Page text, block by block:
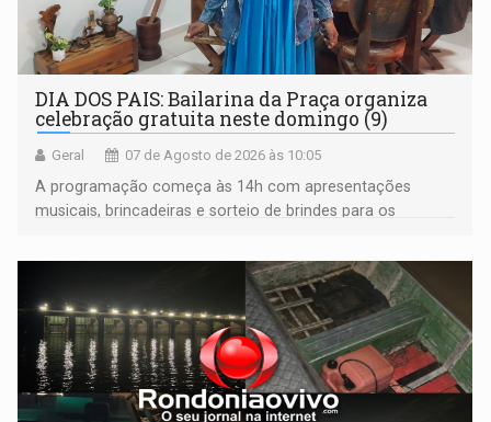
DIA DOS PAIS: Bailarina da Praça organiza
celebração gratuita neste domingo (9)
Geral 07 de Agosto de 2026 às 10:05
A programação começa às 14h com apresentações
musicais, brincadeiras e sorteio de brindes para os
bolo e canto de parabéns dedicado aos pais